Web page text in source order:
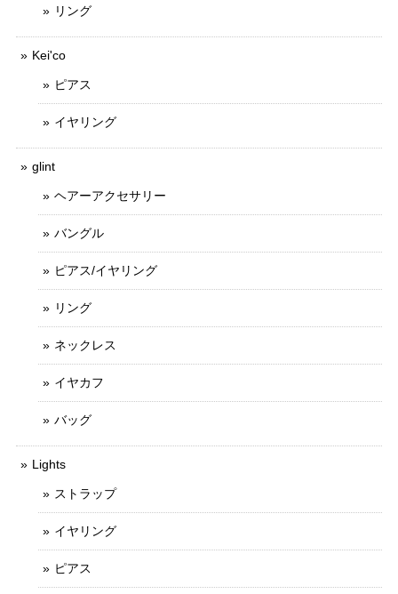
リング
Kei'co
ピアス
イヤリング
glint
ヘアーアクセサリー
バングル
ピアス/イヤリング
リング
ネックレス
イヤカフ
バッグ
Lights
ストラップ
イヤリング
ピアス